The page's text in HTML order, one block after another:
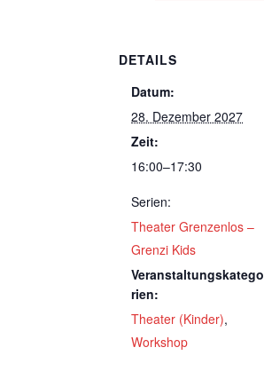
DETAILS
Datum:
28. Dezember 2027
Zeit:
16:00–17:30
Serien:
Theater Grenzenlos –
Grenzi Kids
Veranstaltungskatego
rien:
Theater (Kinder),
Workshop